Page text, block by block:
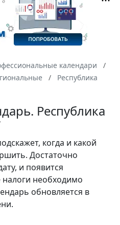
календари
Республика
Республика
когда и какой
Достаточно
и появится
необходимо
обновляется в